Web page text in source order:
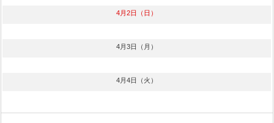
4月2日（日）
4月3日（月）
4月4日（火）